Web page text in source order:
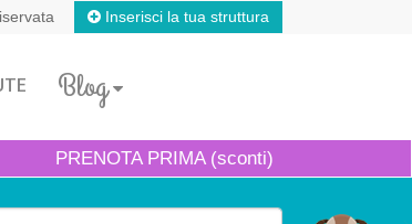
Inserisci la tua struttura
Blog
PRENOTAPRIMA (sconti)